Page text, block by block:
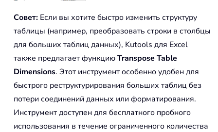
Совет: Если вы хотите быстро изменить структуру
таблицы (например, преобразовать строки в столбцы
для больших таблиц данных), Kutools для Excel
также предлагает функциюTranspose Table
Dimensions. Этот инструмент особенно удобен для
быстрого реструктурирования больших таблиц без
потери соединений данных или форматирования.
Инструмент доступен для бесплатного пробного
использования в течение ограниченного количества